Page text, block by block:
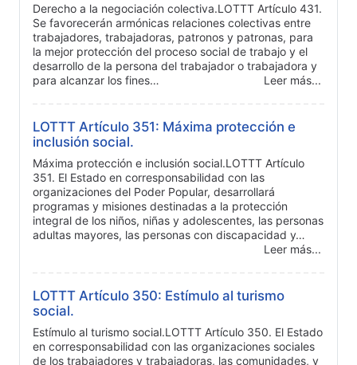
Derecho a la negociación colectiva.LOTTT Artículo 431.
Se favorecerán armónicas relaciones colectivas entre
trabajadores, trabajadoras, patronos y patronas, para
la mejor protección del proceso social de trabajo y el
desarrollo de la persona del trabajador o trabajadora y
para alcanzar los fines…
Leer más...
LOTTT Artículo 351: Máxima protección e
inclusión social.
Máxima protección e inclusión social.LOTTT Artículo
351. El Estado en corresponsabilidad con las
organizaciones del Poder Popular, desarrollará
programas y misiones destinadas a la protección
integral de los niños, niñas y adolescentes, las personas
adultas mayores, las personas con discapacidad y…
Leer más...
LOTTT Artículo 350: Estímulo al turismo
social.
Estímulo al turismo social.LOTTT Artículo 350. El Estado
en corresponsabilidad con las organizaciones sociales
de los trabajadores y trabajadoras, las comunidades, y